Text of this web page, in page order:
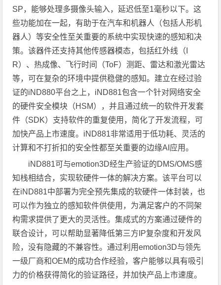
SP，能够处理多摄像头输入，延迟低至1毫秒以下。这
些功能加在一起，有助于在汽车和机器人（包括人形机
器人）等安全性至关重要的系统中实现快速的感知和决
策。该器件还支持其他传感器模态，包括红外线（I
R）、热成像、飞行时间（ToF）测距、雷达和激光雷达
等，可在复杂的环境中提供稳健的感知。建立在经过验
证的iND880平台之上，iND881包含一个针对网络安全
的硬件安全模块（HSM），并且通过统一的软件开发套
件（SDK）支持软件的重复使用，简化了开发流程，可
加快产品上市速度。iND881非常适用于低功耗、灵活的
计算和不打折扣的安全性都至关重要的边缘AI应用。
iND881可与emotion3D经生产验证的DMS/OMS感
知栈相结合，实现软硬件一体的解决方案。该平台可以
在iND881中部署为完全预先集成的软硬件一体封装，也
可以作为独立的感知软件供使用，为满足客户的不同架
构需求提供了更大的灵活性。集成式的方案通过硬件的
联合设计，可以帮助显著降低第三方IP复杂度和开发风
险，没有隐藏的不兼容性。通过利用emotion3D与领先
一级厂商和OEM的成功合作经验，客户能够以具有吸引
力的价格获得简化的验证路径，并加快产品上市速度。